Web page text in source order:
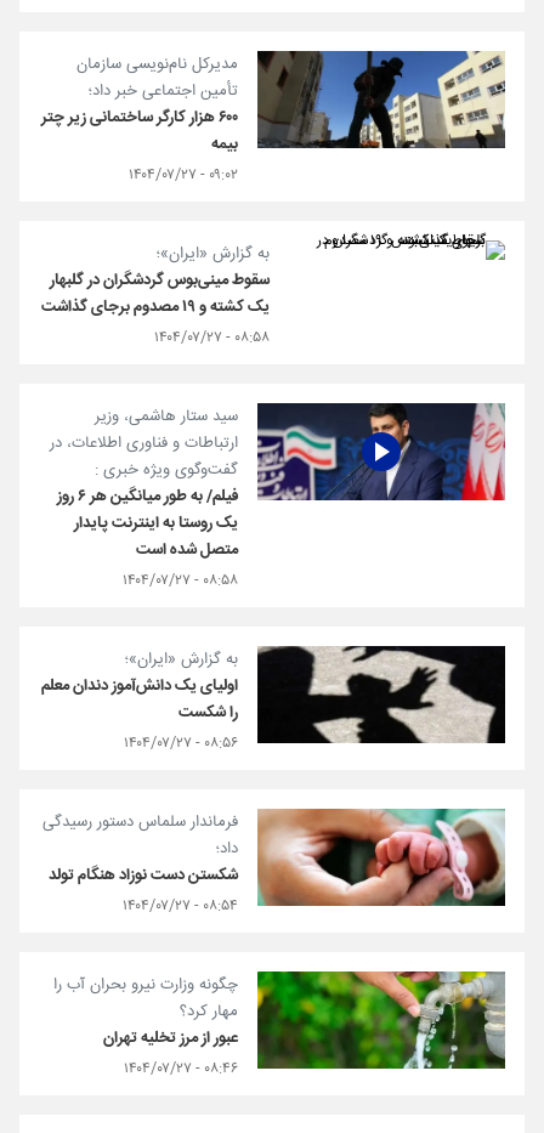
مدیرکل نام‌نویسی سازمان
تأمین اجتماعی خبر داد؛
۶۰۰ هزار کارگر ساختمانی زیر چتر
بیمه
۰۹:۰۲ - ۱۴۰۴/۰۷/۲۷
به گزارش «ایران»؛
سقوط مینی‌بوس گردشگران در گلبهار
یک کشته و ۱۹ مصدوم برجای گذاشت
۰۸:۵۸ - ۱۴۰۴/۰۷/۲۷
سید ستار هاشمی، وزیر
ارتباطات و فناوری اطلاعات، در
گفت‌وگوی ویژه خبری :
فیلم/ به طور میانگین هر ۶ روز
یک روستا به اینترنت پایدار
متصل شده است
۰۸:۵۸ - ۱۴۰۴/۰۷/۲۷
به گزارش «ایران»؛
اولیای یک دانش‌آموز دندان معلم
را شکست
۰۸:۵۶ - ۱۴۰۴/۰۷/۲۷
فرماندار سلماس دستور رسیدگی
داد؛
شکستن دست نوزاد هنگام تولد
۰۸:۵۴ - ۱۴۰۴/۰۷/۲۷
چگونه وزارت نیرو بحران آب را
مهار کرد؟
عبور از مرز تخلیه تهران
۰۸:۴۶ - ۱۴۰۴/۰۷/۲۷